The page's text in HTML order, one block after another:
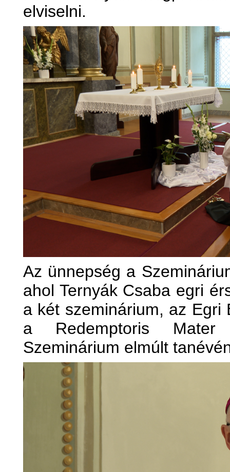
elviselni.
Az ünnepség a
ahol Ternyák Csaba egri
a két szeminárium, az Egri
a Redemptoris Mater
Szeminárium elmúlt